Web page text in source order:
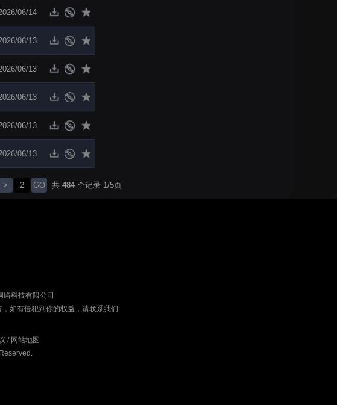
06/14
06/13
06/13
06/13
06/13
06/13
> GO 共 484 个记录 1/5页
络科技有限公司
如有侵犯到你的权益，请联系我们
/ 网站地图